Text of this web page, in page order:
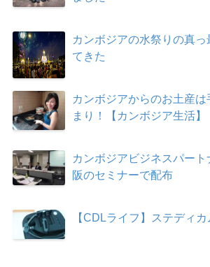
カンボジアの水祭りの真
てきた
カンボジアからのお土産
まり！【カンボジア生活】
カンボジアビジネスパー
阪のセミナーで配布
【CDLライフ】ステディ